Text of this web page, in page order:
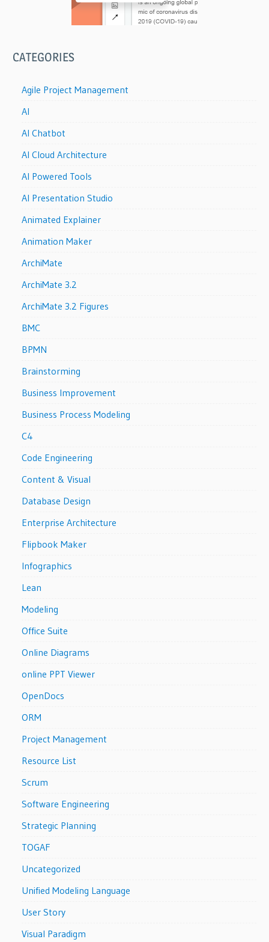
CATEGORIES
Agile Project Management
AI
AI Chatbot
AI Cloud Architecture
AI Powered Tools
AI Presentation Studio
Animated Explainer
Animation Maker
ArchiMate
ArchiMate 3.2
ArchiMate 3.2 Figures
BMC
BPMN
Brainstorming
Business Improvement
Business Process Modeling
C4
Code Engineering
Content & Visual
Database Design
Enterprise Architecture
Flipbook Maker
Infographics
Lean
Modeling
Office Suite
Online Diagrams
online PPT Viewer
OpenDocs
ORM
Project Management
Resource List
Scrum
Software Engineering
Strategic Planning
TOGAF
Uncategorized
Unified Modeling Language
User Story
Visual Paradigm